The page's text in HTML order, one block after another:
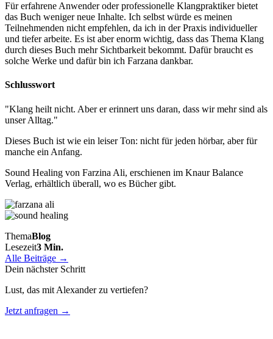
Für erfahrene Anwender oder professionelle Klangpraktiker bietet
das Buch weniger neue Inhalte. Ich selbst würde es meinen
Teilnehmenden nicht empfehlen, da ich in der Praxis individueller
und tiefer arbeite. Es ist aber enorm wichtig, dass das Thema Klang
durch dieses Buch mehr Sichtbarkeit bekommt. Dafür braucht es
solche Werke und dafür bin ich Farzana dankbar.
Schlusswort
"Klang heilt nicht. Aber er erinnert uns daran, dass wir mehr sind als
unser Alltag."
Dieses Buch ist wie ein leiser Ton: nicht für jeden hörbar, aber für
manche ein Anfang.
Sound Healing von Farzina Ali, erschienen im Knaur Balance
Verlag, erhältlich überall, wo es Bücher gibt.
ThemaBlog
Lesezeit3 Min.
Alle Beiträge →
Dein nächster Schritt
Lust, das mit Alexander zu vertiefen?
Jetzt anfragen →